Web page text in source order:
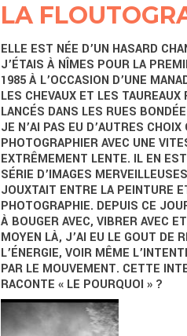
LA
ELLE EST NÉE D’UN HASARD
J’ÉTAIS À NÎMES POUR LA
1985 À L’OCCASION D’UNE
LES CHEVAUX ET LES TAUREAUX
LANCÉS DANS LES RUES
JE N’AI PAS EU D’AUTRES CHOIX
PHOTOGRAPHIER AVEC UNE
EXTRÊMEMENT LENTE. IL EN
SÉRIE D’IMAGES
JOUXTAIT ENTRE LA PEINTURE
PHOTOGRAPHIE. DEPUIS CE
À BOUGER AVEC, VIBRER AVEC
MOYEN LÀ, J’AI EU LE GOUT DE
L’ÉNERGIE, VOIR MÊME
PAR LE MOUVEMENT. CETTE
RACONTE « LE POURQUOI » ?